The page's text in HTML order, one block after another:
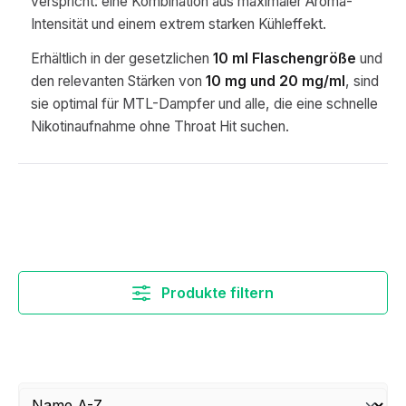
Intensität und einem extrem starken Kühleffekt.
Erhältlich in der gesetzlichen 10 ml Flaschengröße und
den relevanten Stärken von 10 mg und 20 mg/ml, sind
sie optimal für MTL-Dampfer und alle, die eine schnelle
Nikotinaufnahme ohne Throat Hit suchen.
Produkte filtern